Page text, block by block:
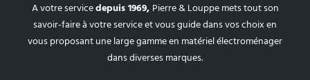
A votre servicedepuis 1969, Pierre & Louppe mets tout son
savoir-faire à votre service et vous guide dans vos choix en
vous proposant une large gamme en matériel électroménager
dans diverses marques.